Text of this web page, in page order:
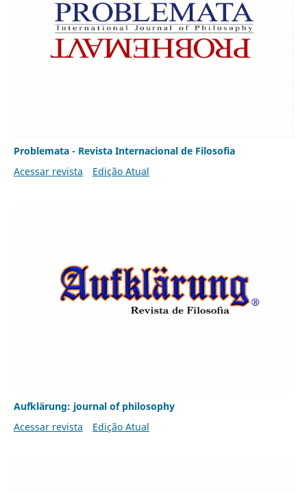
Problemata - Revista Internacional de Filosofia
Acessar revista
Edição Atual
Aufklärung: journal of philosophy
Acessar revista
Edição Atual